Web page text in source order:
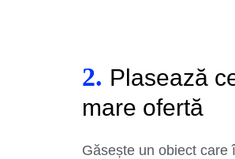
2. Plasează
mare ofertă
Găsește un obiect care